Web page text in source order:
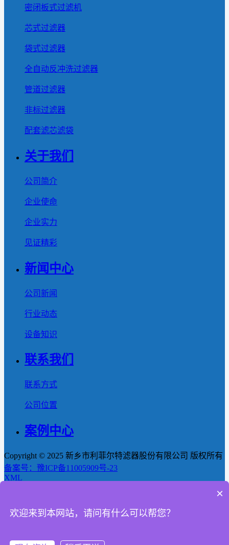
密闭板式过滤机
芯式过滤器
袋式过滤器
全自动反冲洗过滤器
管道过滤器
非标过滤器
配套滤芯滤袋
关于我们
公司简介
企业使命
企业实力
见证精彩
新闻中心
公司新闻
行业动态
设备知识
联系我们
联系方式
公司位置
案例中心
Copyright © 2025 新乡市利菲尔特滤器股份有限公司 版权所有
备案号：豫ICP备11005909号-23
XML
产品
新闻
×
欢迎来到本网站，请问有什么可以帮您？